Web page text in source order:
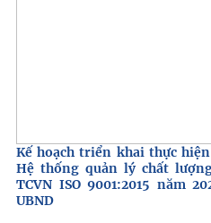
Kế hoạch triển khai thực
Hệ thống quản lý chất
TCVN ISO 9001:2015 năm
UBND